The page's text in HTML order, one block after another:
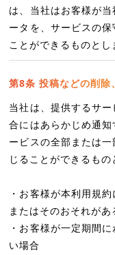
は、当社はお客様が
ータを、サービスの
ことができるものとし
第8条 投稿などの削除
当社は、提供するサ
合にはあらかじめ通
ービスの全部または
じることができるもの
・お客様が本利用規
またはそのおそれが
・お客様が一定期間
い場合